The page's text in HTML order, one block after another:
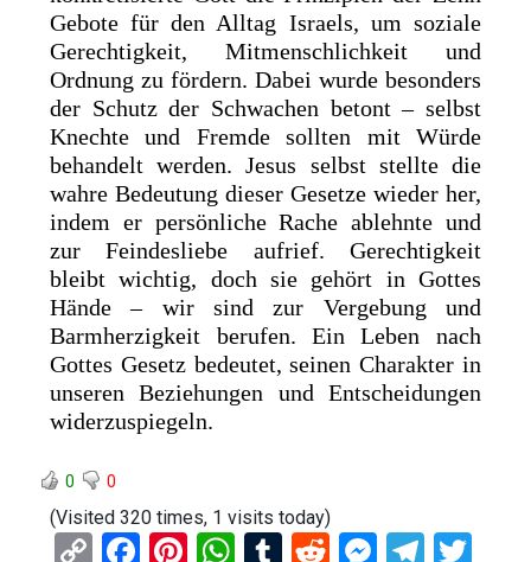
Gebote für den Alltag Israels, um soziale
Gerechtigkeit, Mitmenschlichkeit und
Ordnung zu fördern. Dabei wurde besonders
der Schutz der Schwachen betont – selbst
Knechte und Fremde sollten mit Würde
behandelt werden. Jesus selbst stellte die
wahre Bedeutung dieser Gesetze wieder her,
indem er persönliche Rache ablehnte und
zur Feindesliebe aufrief. Gerechtigkeit
bleibt wichtig, doch sie gehört in Gottes
Hände – wir sind zur Vergebung und
Barmherzigkeit berufen. Ein Leben nach
Gottes Gesetz bedeutet, seinen Charakter in
unseren Beziehungen und Entscheidungen
widerzuspiegeln.
0 0
(Visited 320 times, 1 visits today)
C
F
Pi W T
R
M T